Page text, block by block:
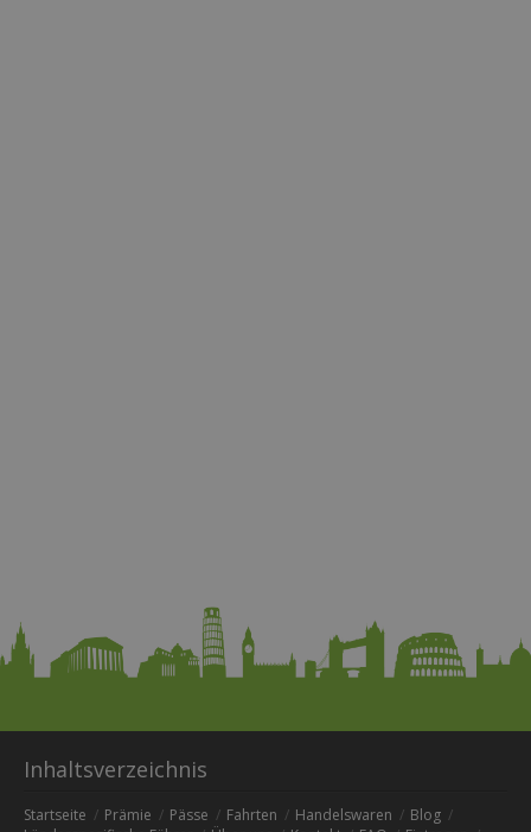
Inhaltsverzeichnis
Startseite Prämie Pässe Fahrten Handelswaren
Blog